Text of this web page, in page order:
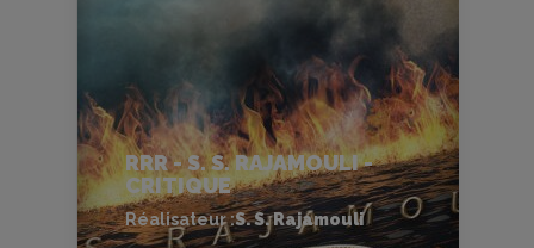
RRR - S. S. RAJAMOULI -
CRITIQUE
Réalisateur :S. S. Rajamouli